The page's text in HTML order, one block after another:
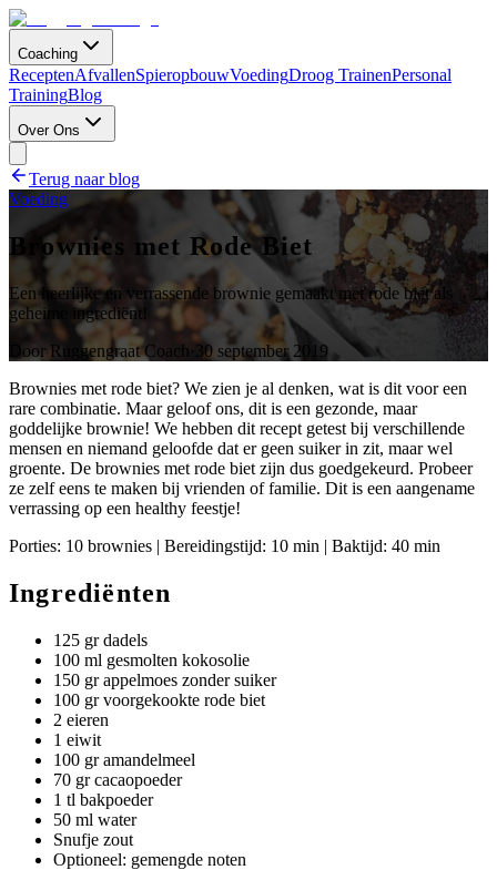
Coaching
ReceptenAfvallenSpieropbouwVoedingDroog TrainenPersonal
TrainingBlog
Over Ons
Terug naar blog
Voeding
Brownies met Rode Biet
Een heerlijke en verrassende brownie gemaakt met rode biet als
geheime ingrediënt!
DoorRuggengraat Coach· 30 september 2019
Brownies met rode biet? We zien je al denken, wat is dit voor een
rare combinatie. Maar geloof ons, dit is een gezonde, maar
goddelijke brownie! We hebben dit recept getest bij verschillende
mensen en niemand geloofde dat er geen suiker in zit, maar wel
groente. De brownies met rode biet zijn dus goedgekeurd. Probeer
ze zelf eens te maken bij vrienden of familie. Dit is een aangename
verrassing op een healthy feestje!
Porties: 10 brownies | Bereidingstijd: 10 min | Baktijd: 40 min
Ingrediënten
125 gr dadels
100 ml gesmolten kokosolie
150 gr appelmoes zonder suiker
100 gr voorgekookte rode biet
2 eieren
1 eiwit
100 gr amandelmeel
70 gr cacaopoeder
1 tl bakpoeder
50 ml water
Snufje zout
Optioneel: gemengde noten